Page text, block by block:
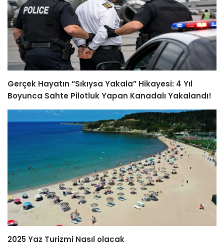
Gerçek Hayatın “Sıkıysa Yakala” Hikayesi: 4 Yıl
Boyunca Sahte Pilotluk Yapan Kanadalı Yakalandı!
2025 Yaz Turizmi Nasıl olacak